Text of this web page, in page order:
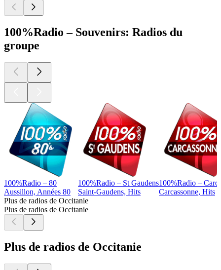
100%Radio – Souvenirs: Radios du
groupe
100%Radio – 80
Aussillon, Années 80
100%Radio – St Gaudens
Saint-Gaudens, Hits
100%Radio –
Carcassonne, Hits
Plus de radios de Occitanie
Plus de radios de Occitanie
Plus de radios de Occitanie